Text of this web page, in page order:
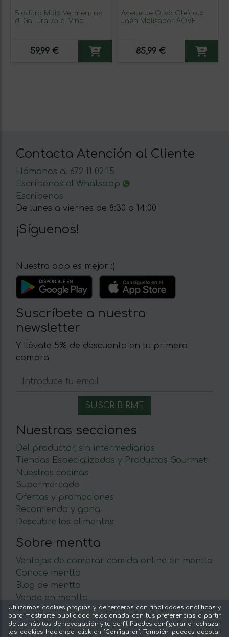
Siddùra Maìa Vermentino
di Gallura 75 cl Vino
59,99 €
Aceite de Oliva Oleícola
Jaén Molisabor AOVE
85,99 €
Contacta Atención al Cliente
Llámanos al 672 11 02 15
Escríbenos al Whatsapp
Escríbenos
De lunes a viernes de 8:30 a 14:00
¡Síguenos!
Nuestra app es mejor :)
Suscríbete a nuestra
newsletter
Y llévate 5% de descuento en tu primera
compra
Nuestras secciones
Del productor, sin intermediarios
Tiendas Especializadas y Productos Gourmet
Nuestras cocinas
Supermercado
Ofertas y promociones
Recomienda y gana
Descubre los alimentos
Sobre mentta
Ventajas de comprar comida online en mentta
Conoce mentta
Blog de mentta
Vende en mentta
Fidelización
Preguntas frecuentes
Utilizamos cookies propias y de terceros con finalidades analíticas y
para mostrarte publicidad relacionada con tus preferencias a partir
de tus hábitos de navegación y tu perfil. Puedes configurar o rechazar
las cookies haciendo click en "Configurar". También puedes aceptar